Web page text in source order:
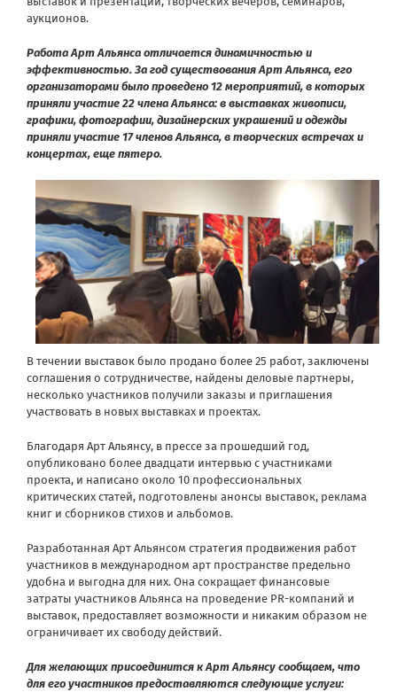
аукционов.
Работа Арт Альянса отличается динамичностью и
эффективностью. За год существования Арт Альянса, его
организаторами было проведено 12 мероприятий, в которых
приняли участие 22 члена Альянса: в выставках живописи,
графики, фотографии, дизайнерских украшений и одежды
приняли участие 17 членов Альянса, в творческих встречах и
концертах, еще пятеро.
В течении выставок было продано более 25 работ, заключены
соглашения о сотрудничестве, найдены деловые партнеры,
несколько участников получили заказы и приглашения
участвовать в новых выставках и проектах.
Благодаря Арт Альянсу, в прессе за прошедший год,
опубликовано более двадцати интервью с участниками
проекта, и написано около 10 профессиональных
критических статей, подготовлены анонсы выставок, реклама
книг и сборников стихов и альбомов.
Разработанная Арт Альянсом стратегия продвижения работ
участников в международном арт пространстве предельно
удобна и выгодна для них. Она сокращает финансовые
затраты участников Альянса на проведение PR-компаний и
выставок, предоставляет возможности и никаким образом не
ограничивает их свободу действий.
Для желающих присоединится к Арт Альянсу сообщаем, что
для его участников предоставляются следующие услуги: